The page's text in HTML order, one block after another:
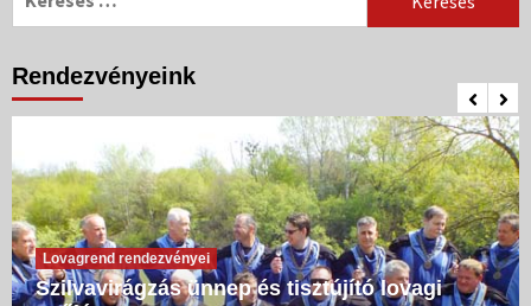
Rendezvényeink
Lovagrend rendezvényei
Szilvavirágzás ünnep és tisztújító lovagi